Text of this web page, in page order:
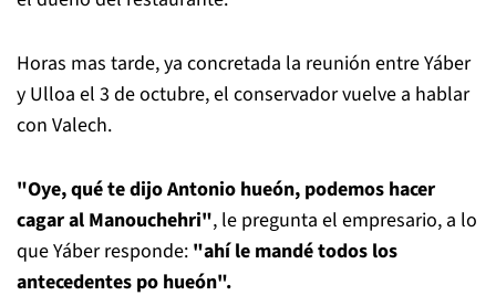
Horas mas tarde, ya concretada la reunión entre Yáber
y Ulloa el 3 de octubre, el conservador vuelve a hablar
con Valech.
"Oye, qué te dijo Antonio hueón, podemos hacer
cagar al Manouchehri", le pregunta el empresario, a lo
que Yáber responde: "ahí le mandé todos los
antecedentes po hueón".